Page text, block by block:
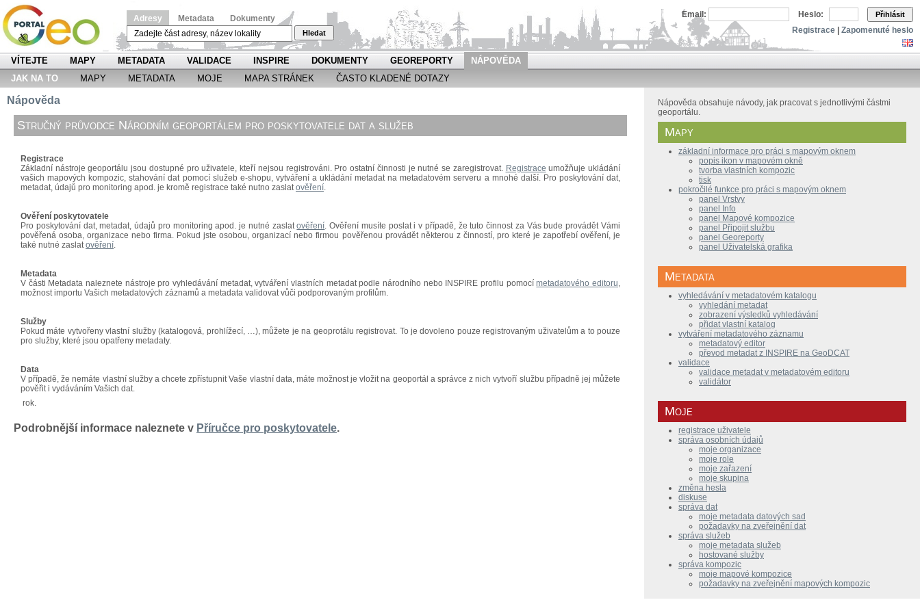
Adresy Metadata Dokumenty
Hledat
Email: Heslo: Přihlásit
Registrace Zapomenuté heslo
VÍTEJTE MAPY METADATA VALIDACE INSPIRE DOKUMENTY GEOREPORTY
NÁPOVĚDA
JAK NA TO
MAPY METADATA MOJE MAPA STRÁNEK ČASTO KLADENÉ DOTAZY
Nápověda
Stručný průvodce Národním geoportálem pro poskytovatele dat a služeb
Registrace
Základní nástroje geoportálu jsou dostupné pro uživatele, kteří nejsou registrováni. Pro ostatní činnosti je nutné se zaregistrovat. Registrace umožňuje ukládání
vašich mapových kompozic, stahování dat pomocí služeb e-shopu, vytváření a ukládání metadat na metadatovém serveru a mnohé další. Pro poskytování dat,
metadat, údajů pro monitoring apod. je kromě registrace také nutno zaslatověření.
Ověření poskytovatele
Pro poskytování dat, metadat, údajů pro monitoring apod. je nutné zaslatověření. Ověření musíte poslat i v případě, že tuto činnost za Vás bude provádět Vámi
pověřená osoba, organizace nebo firma. Pokud jste osobou, organizací nebo firmou pověřenou provádět některou z činností, pro které je zapotřebí ověření, je
také nutné zaslatověření.
Metadata
V části Metadata naleznete nástroje pro vyhledávání metadat, vytváření vlastních metadat podle národního nebo INSPIRE profilu pomocímetadatového editoru,
možnost importu Vašich metadatových záznamů a metadata validovat vůči podporovaným profilům.
Služby
Pokud máte vytvořeny vlastní služby (katalogová, prohlížecí, …), můžete je na geoprotálu registrovat. To je dovoleno pouze registrovaným uživatelům a to pouze
pro služby, které jsou opatřeny metadaty.
Data
V případě, že nemáte vlastní služby a chcete zpřístupnit Vaše vlastní data, máte možnost je vložit na geoportál a správce z nich vytvoří službu případně jej můžete
pověřit i vydáváním Vašich dat.
rok.
Podrobnější informace naleznete v Příručce pro poskytovatele.
Nápověda obsahuje návody, jak pracovat s jednotlivými částmi
geoportálu.
Mapy
základní informace pro práci s mapovým oknem
popis ikon v mapovém okně
tvorba vlastních kompozic
tisk
pokročilé funkce pro práci s mapovým oknem
panel Vrstvy
panel Info
panel Mapové kompozice
panel Připojit službu
panel Georeporty
panel Uživatelská grafika
Metadata
vyhledávání v metadatovém katalogu
vyhledání metadat
zobrazení výsledků vyhledávání
přidat vlastní katalog
vytváření metadatového záznamu
metadatový editor
převod metadat z INSPIRE na GeoDCAT
validace
validace metadat v metadatovém editoru
validátor
Moje
registrace uživatele
správa osobních údajů
moje organizace
moje role
moje zařazení
moje skupina
změna hesla
diskuse
správa dat
moje metadata datových sad
požadavky na zveřejnění dat
správa služeb
moje metadata služeb
hostované služby
správa kompozic
moje mapové kompozice
požadavky na zveřejnění mapových kompozic